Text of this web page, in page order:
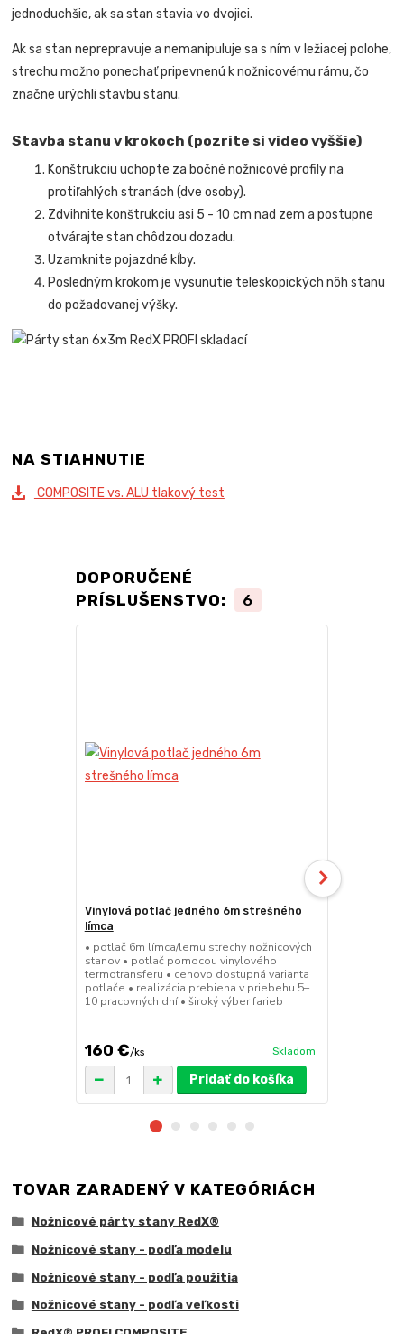
jednoduchšie, ak sa stan stavia vo dvojici.
Ak sa stan neprepravuje a nemanipuluje sa s ním v ležiacej polohe,
strechu možno ponechať pripevnenú k nožnicovému rámu, čo
značne urýchli stavbu stanu.
Stavba stanu v krokoch (pozrite si video vyššie)
Konštrukciu uchopte za bočné nožnicové profily na
protiľahlých stranách (dve osoby).
Zdvihnite konštrukciu asi 5 - 10 cm nad zem a postupne
otvárajte stan chôdzou dozadu.
Uzamknite pojazdné kĺby.
Posledným krokom je vysunutie teleskopických nôh stanu
do požadovanej výšky.
NA STIAHNUTIE
COMPOSITE vs. ALU tlakový test
DOPORUČENÉ
PRÍSLUŠENSTVO:
6
Vinylová potlač jedného 6m strešného
límca
• potlač 6m límca/lemu strechy nožnicových
stanov • potlač pomocou vinylového
termotransferu • cenovo dostupná varianta
potlače • realizácia prebieha v priebehu 5–
10 pracovných dní • široký výber farieb
160 €/ks Skladom
Pridať do košíka
TOVAR ZARADENÝ V KATEGÓRIÁCH
Nožnicové párty stany RedX®
Nožnicové stany - podľa modelu
Nožnicové stany - podľa použitia
Nožnicové stany - podľa veľkosti